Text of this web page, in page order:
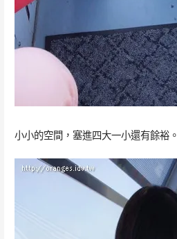
小小的空間，塞進四大一小還有餘裕。